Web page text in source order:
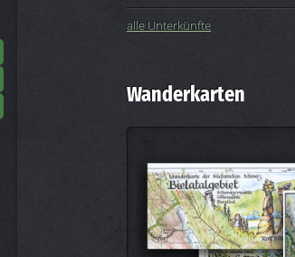
alle Unterkünfte
Wanderkarten